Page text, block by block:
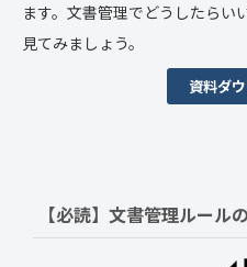
ます。文書管理でどうしたらい
見てみましょう。
資料ダ
【必読】文書管理ルールの